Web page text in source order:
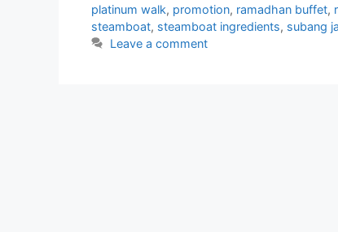
platinum walk, promotion, ramadhan buffet,
steamboat, steamboat ingredients, subang
Leave a comment